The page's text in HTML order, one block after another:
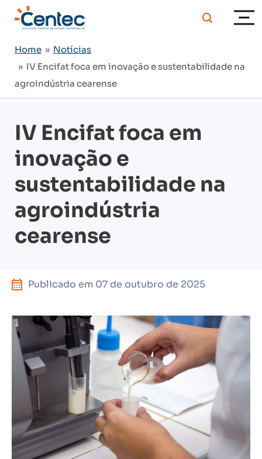
Home » Notícias
» IV Encifat foca em inovação e sustentabilidade na
agroindústria cearense
IV Encifat foca em
inovação e
sustentabilidade na
agroindústria
cearense
Publicado em 07 de outubro de 2025